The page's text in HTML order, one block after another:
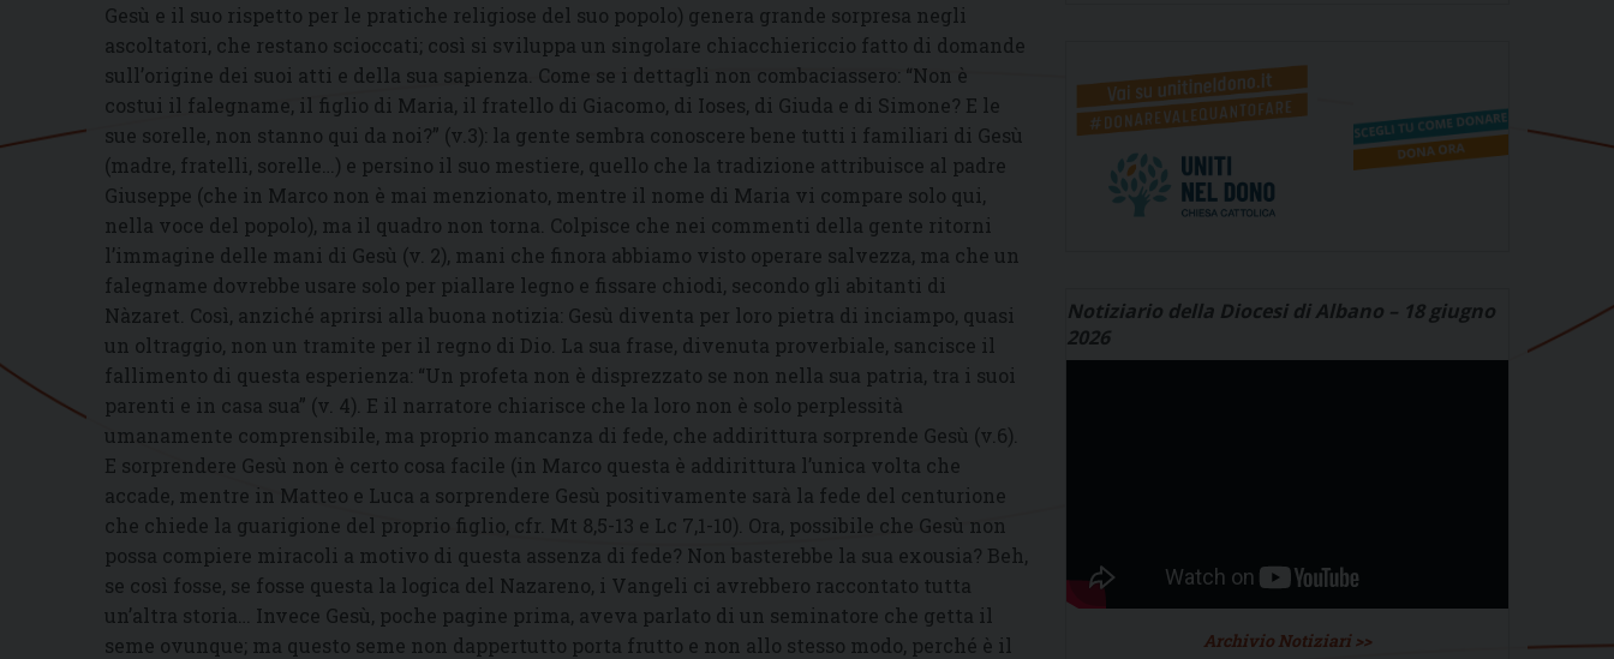
Gesù e il suo rispetto per le pratiche religiose del suo popolo) genera grande sorpresa negli
ascoltatori, che restano scioccati; così si sviluppa un singolare chiacchiericcio fatto di domande
sull’origine dei suoi atti e della sua sapienza. Come se i dettagli non combaciassero: “Non è
costui il falegname, il figlio di Maria, il fratello di Giacomo, di Ioses, di Giuda e di Simone? E le
sue sorelle, non stanno qui da noi?” (v.3): la gente sembra conoscere bene tutti i familiari di Gesù
(madre, fratelli, sorelle…) e persino il suo mestiere, quello che la tradizione attribuisce al padre
Giuseppe (che in Marco non è mai menzionato, mentre il nome di Maria vi compare solo qui,
nella voce del popolo), ma il quadro non torna. Colpisce che nei commenti della gente ritorni
l’immagine delle mani di Gesù (v. 2), mani che finora abbiamo visto operare salvezza, ma che un
falegname dovrebbe usare solo per piallare legno e fissare chiodi, secondo gli abitanti di
Nàzaret. Così, anziché aprirsi alla buona notizia: Gesù diventa per loro pietra di inciampo, quasi
un oltraggio, non un tramite per il regno di Dio. La sua frase, divenuta proverbiale, sancisce il
fallimento di questa esperienza: “Un profeta non è disprezzato se non nella sua patria, tra i suoi
parenti e in casa sua” (v. 4). E il narratore chiarisce che la loro non è solo perplessità
umanamente comprensibile, ma proprio mancanza di fede, che addirittura sorprende Gesù (v.6).
E sorprendere Gesù non è certo cosa facile (in Marco questa è addirittura l’unica volta che
accade, mentre in Matteo e Luca a sorprendere Gesù positivamente sarà la fede del centurione
che chiede la guarigione del proprio figlio, cfr. Mt 8,5-13 e Lc 7,1-10). Ora, possibile che Gesù non
possa compiere miracoli a motivo di questa assenza di fede? Non basterebbe la sua exousia? Beh,
se così fosse, se fosse questa la logica del Nazareno, i Vangeli ci avrebbero raccontato tutta
un’altra storia… Invece Gesù, poche pagine prima, aveva parlato di un seminatore che getta il
seme ovunque; ma questo seme non dappertutto porta frutto e non allo stesso modo, perché è il
Notiziario della Diocesi di Albano – 18 giugno
2026
Archivio Notiziari >>